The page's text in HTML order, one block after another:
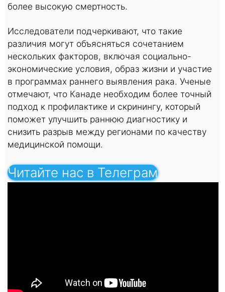
более высокую смертность.
Исследователи подчеркивают, что такие
различия могут объясняться сочетанием
нескольких факторов, включая социально-
экономические условия, образ жизни и участие
в программах раннего выявления рака. Ученые
отмечают, что Канаде необходим более точный
подход к профилактике и скринингу, который
поможет улучшить раннюю диагностику и
снизить разрыв между регионами по качеству
медицинской помощи.
Читайте нас в Телеграм